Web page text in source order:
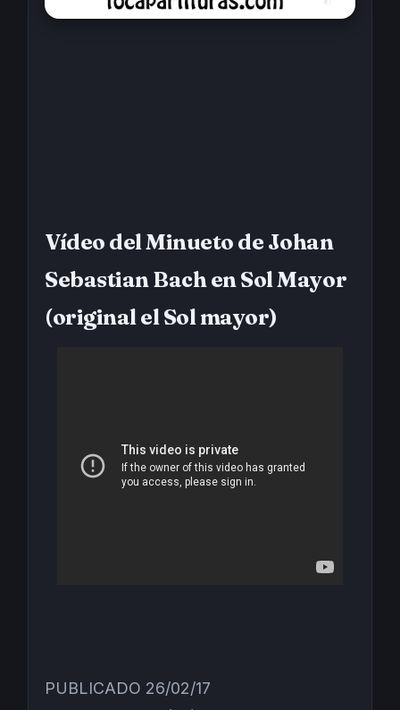
Vídeo del Minueto de Johan
Sebastian Bach en Sol Mayor
(original el Sol mayor)
PUBLICADO 26/02/17